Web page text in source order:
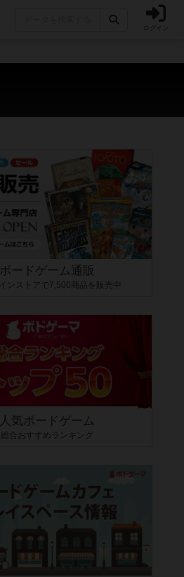
ログイン
ルール説明時間は含まれていないため、初めて
グ・海賊同士の対決など、ゲームコンセプトを絞
機能です。例えば「ダイスロール」はランダ
ボードゲーム通販
インストアで7,500商品を販売中
人気ボードゲーム
総合おすすめランキング